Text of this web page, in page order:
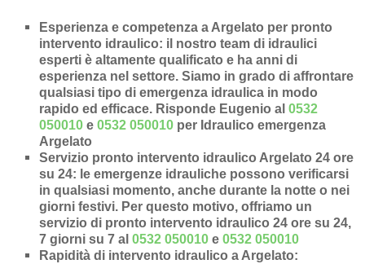
Esperienza e competenza a Argelato per pronto
intervento idraulico: il nostro team di idraulici
esperti è altamente qualificato e ha anni di
esperienza nel settore. Siamo in grado di affrontare
qualsiasi tipo di emergenza idraulica in modo
rapido ed efficace. Risponde Eugenio al0532
050010 e0532 050010 per Idraulico emergenza
Argelato
Servizio pronto intervento idraulico Argelato 24 ore
su 24: le emergenze idrauliche possono verificarsi
in qualsiasi momento, anche durante la notte o nei
giorni festivi. Per questo motivo, offriamo un
servizio di pronto intervento idraulico 24 ore su 24,
7 giorni su 7 al0532 050010 e0532 050010
Rapidità di intervento idraulico a Argelato: